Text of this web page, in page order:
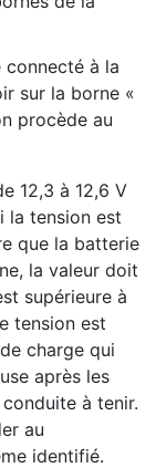
à la
sur la borne «
procède au
12,3 à 12,6 V
la tension est
que la batterie
la valeur doit
supérieure à
tension est
charge qui
après les
à tenir.
au
identifié.